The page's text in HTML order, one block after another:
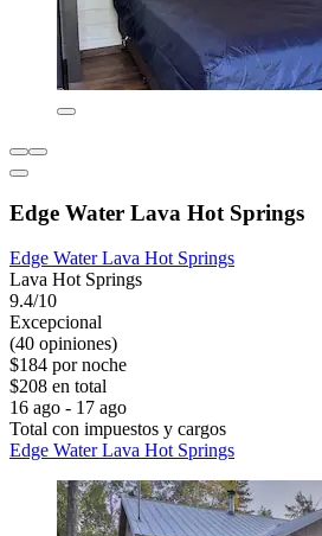
Edge Water Lava Hot Springs
Edge Water Lava Hot Springs
Lava Hot Springs
9.4/10
Excepcional
(40 opiniones)
$184 por noche
$208 en total
16 ago - 17 ago
Total con impuestos y cargos
Edge Water Lava Hot Springs